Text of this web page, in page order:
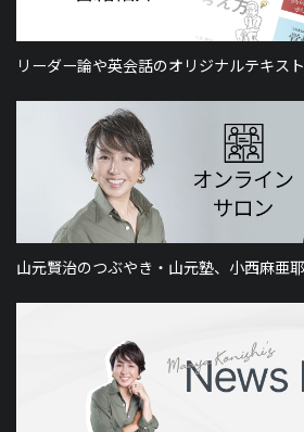
リーダー論や英会話のオリジナルテキス
山元賢治のつぶやき・山元塾、小西麻亜